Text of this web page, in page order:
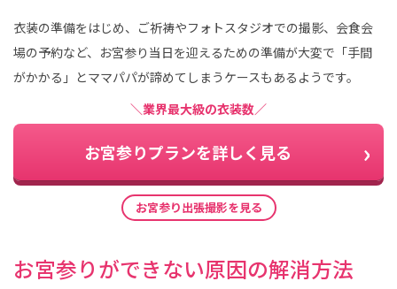
衣装の準備をはじめ、ご祈祷やフォトスタジオでの撮影、会食会
場の予約など、お宮参り当日を迎えるための準備が大変で「手間
がかかる」とママパパが諦めてしまうケースもあるようです。
＼業界最大級の衣装数／
お宮参りプランを詳しく見る
お宮参り出張撮影を見る
お宮参りができない原因の解消方法